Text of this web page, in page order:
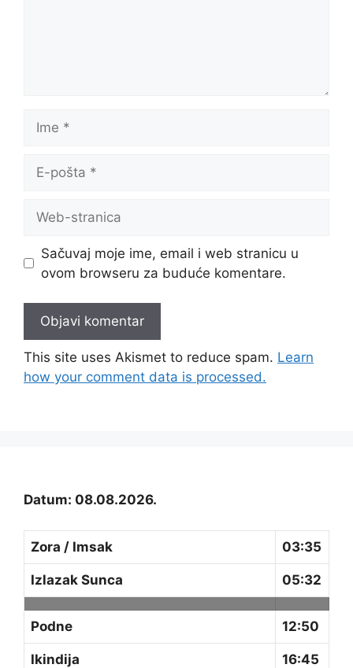
pošta
stranica
Sačuvaj moje ime, email i web stranicu u
ovom browseru za buduće komentare.
This site uses Akismet to reduce spam. Learn
how your comment data is processed.
Datum: 08.08.2026.
Zora / Imsak 03:35
Izlazak Sunca 05:32
Podne 12:50
Ikindija 16:45